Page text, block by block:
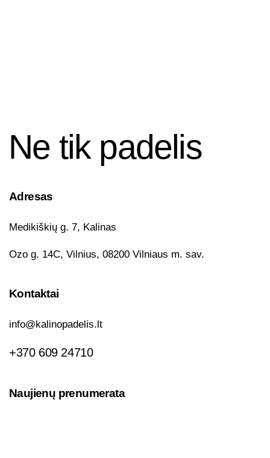
Ne tik padelis
Adresas
Medikiškių g. 7, Kalinas
Ozo g. 14C, Vilnius, 08200 Vilniaus m. sav.
Kontaktai
info@kalinopadelis.lt
+370 609 24710
Naujienų prenumerata